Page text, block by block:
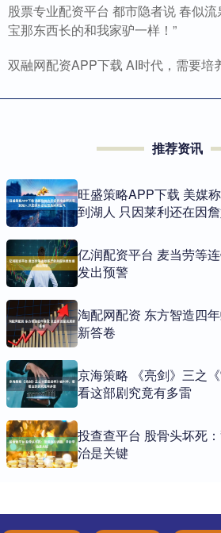
股票专业配资平台 都市隐者说 春似流
宝那东西长的和我家驴一样！”
双融网配资APP下载 AI时代，需要培
推荐资讯
旺盛策略APP下载 美媒
到湖人 只因莱利还在因
亿润配资平台 麦当劳等
发出预警
淘配网配资 东方智造四
新答卷
京海策略 《亮剑》三之
看这部剧究竟有多雷
投查查平台 股骨头坏死
治是关键